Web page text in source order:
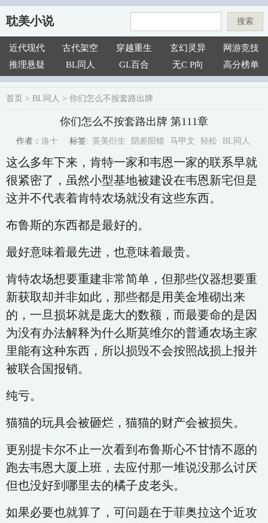
耽美小说 搜索
近代现代 古代架空 穿越重生 玄幻灵异
网游竞技
推理悬疑
BL同人 GL百合 无C P向 高分榜单
首页 > BL同人 > 你们怎么不按套路出牌
你们怎么不按套路出牌 第111章
作者： 洛十 标签: 英美衍生 阴差阳错 马甲文 轻松 BL同人
这么多年下来，肯特一家和韦恩一家的联系早就
很紧密了，虽然小型基地被建设在韦恩新宅但是
这并不代表着肯特农场就没有这些东西。
布鲁斯的东西都是最好的。
最好意味着最先进，也意味着最贵。
肯特农场想要重建非常简单，但那些仪器想要重
新获取却并非如此，那些都是用美金堆砌出来
的，一旦损坏就是庞大的数额，而最要命的是因
为没有办法解释为什么斯莫维尔的普通农场主家
里能有这种东西，所以损毁不会按照战损上报并
被联合国报销。
纯亏。
猫猫的玩具会被砸烂，猫猫的财产会被损失。
更别提卡尔不止一次看到布鲁斯心不甘情不愿的
跑去韦恩大厦上班，去应付那一堆说没那么讨厌
但也没好到哪里去的橘子皮老头。
如果必要也就算了，可问题在于菲奥拉这个近攻